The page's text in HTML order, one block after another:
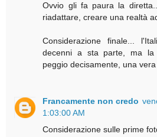
Ovvio gli fa paura la
riadattare, creare una realtà
Considerazione finale...
decenni a sta parte, ma la
peggio decisamente, una
Francamente non credo
1:03:00 AM
Considerazione sulle prime